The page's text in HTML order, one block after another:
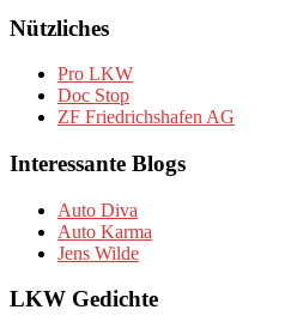
Nützliches
Pro LKW
Doc Stop
ZF Friedrichshafen AG
Interessante Blogs
Auto Diva
Auto Karma
Jens Wilde
LKW Gedichte